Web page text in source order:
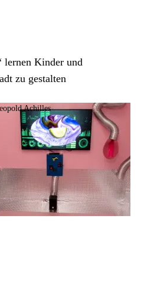
Kinder und
zu gestalten
Achilles